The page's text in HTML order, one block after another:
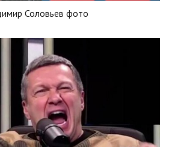
Соловьев фото